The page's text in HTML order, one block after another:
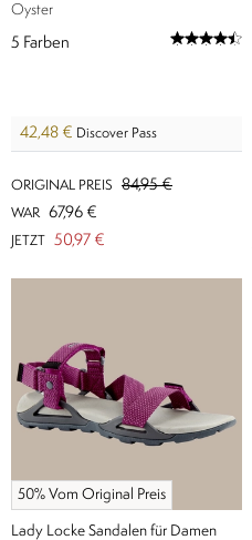
Oyster
5 Farben
42,48 € Discover Pass
ORIGINAL PREIS 84,95 €
WAR 67,96 €
JETZT 50,97 €
50% Vom Original Preis
Lady Locke Sandalen für Damen